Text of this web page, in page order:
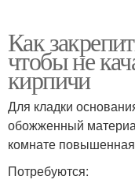
Как
чтобы не
кирпичи
Для кладки
обожженный
комнате
Потребуются: